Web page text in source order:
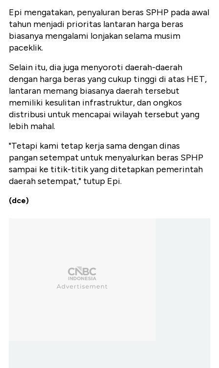
Epi mengatakan, penyaluran beras SPHP pada awal
tahun menjadi prioritas lantaran harga beras
biasanya mengalami lonjakan selama musim
paceklik.
Selain itu, dia juga menyoroti daerah-daerah
dengan harga beras yang cukup tinggi di atas HET,
lantaran memang biasanya daerah tersebut
memiliki kesulitan infrastruktur, dan ongkos
distribusi untuk mencapai wilayah tersebut yang
lebih mahal.
"Tetapi kami tetap kerja sama dengan dinas
pangan setempat untuk menyalurkan beras SPHP
sampai ke titik-titik yang ditetapkan pemerintah
daerah setempat," tutup Epi.
(dce)